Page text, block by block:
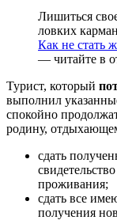
Лишиться
ловких
Как не стать
— читайте в
Турист, который
выполнил
спокойно
родину,
сдать
проживания;
сдать все
получения